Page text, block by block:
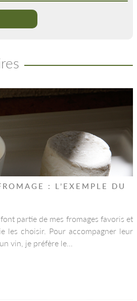
: L’EXEMPLE DU
partie de mes fromages favoris et
les choisir. Pour accompagner leur
vin, je préfère le…